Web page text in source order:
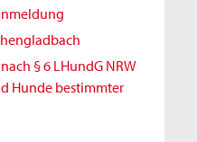
§ 6 LHundG NRW
Hunde bestimmter